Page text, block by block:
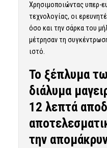
Χρησιμοποιώντας υπερ-
τεχνολογίας, οι
όσο και την σάρκα του
μέτρησαν τη
ιστό.
Το ξέπλυμα
διάλυμα
12 λεπτά
την